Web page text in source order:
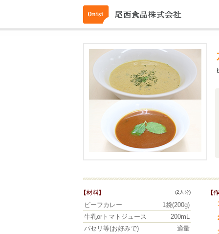
(2人分)
ビーフカレー
1袋(200g)
牛乳orトマトジュース
200mL
パセリ等(お好みで)
適量